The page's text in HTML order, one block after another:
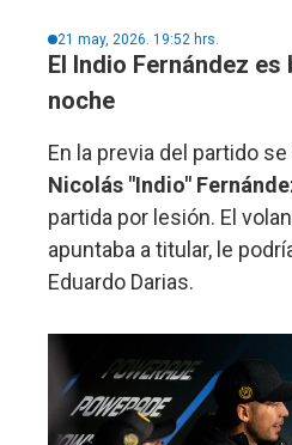
21 may, 2026. 19:52 hrs.
El Indio Fernández es
noche
En la previa del partido
Nicolás "Indio"
partida por lesión. El
apuntaba a titular, le
Eduardo Darias.